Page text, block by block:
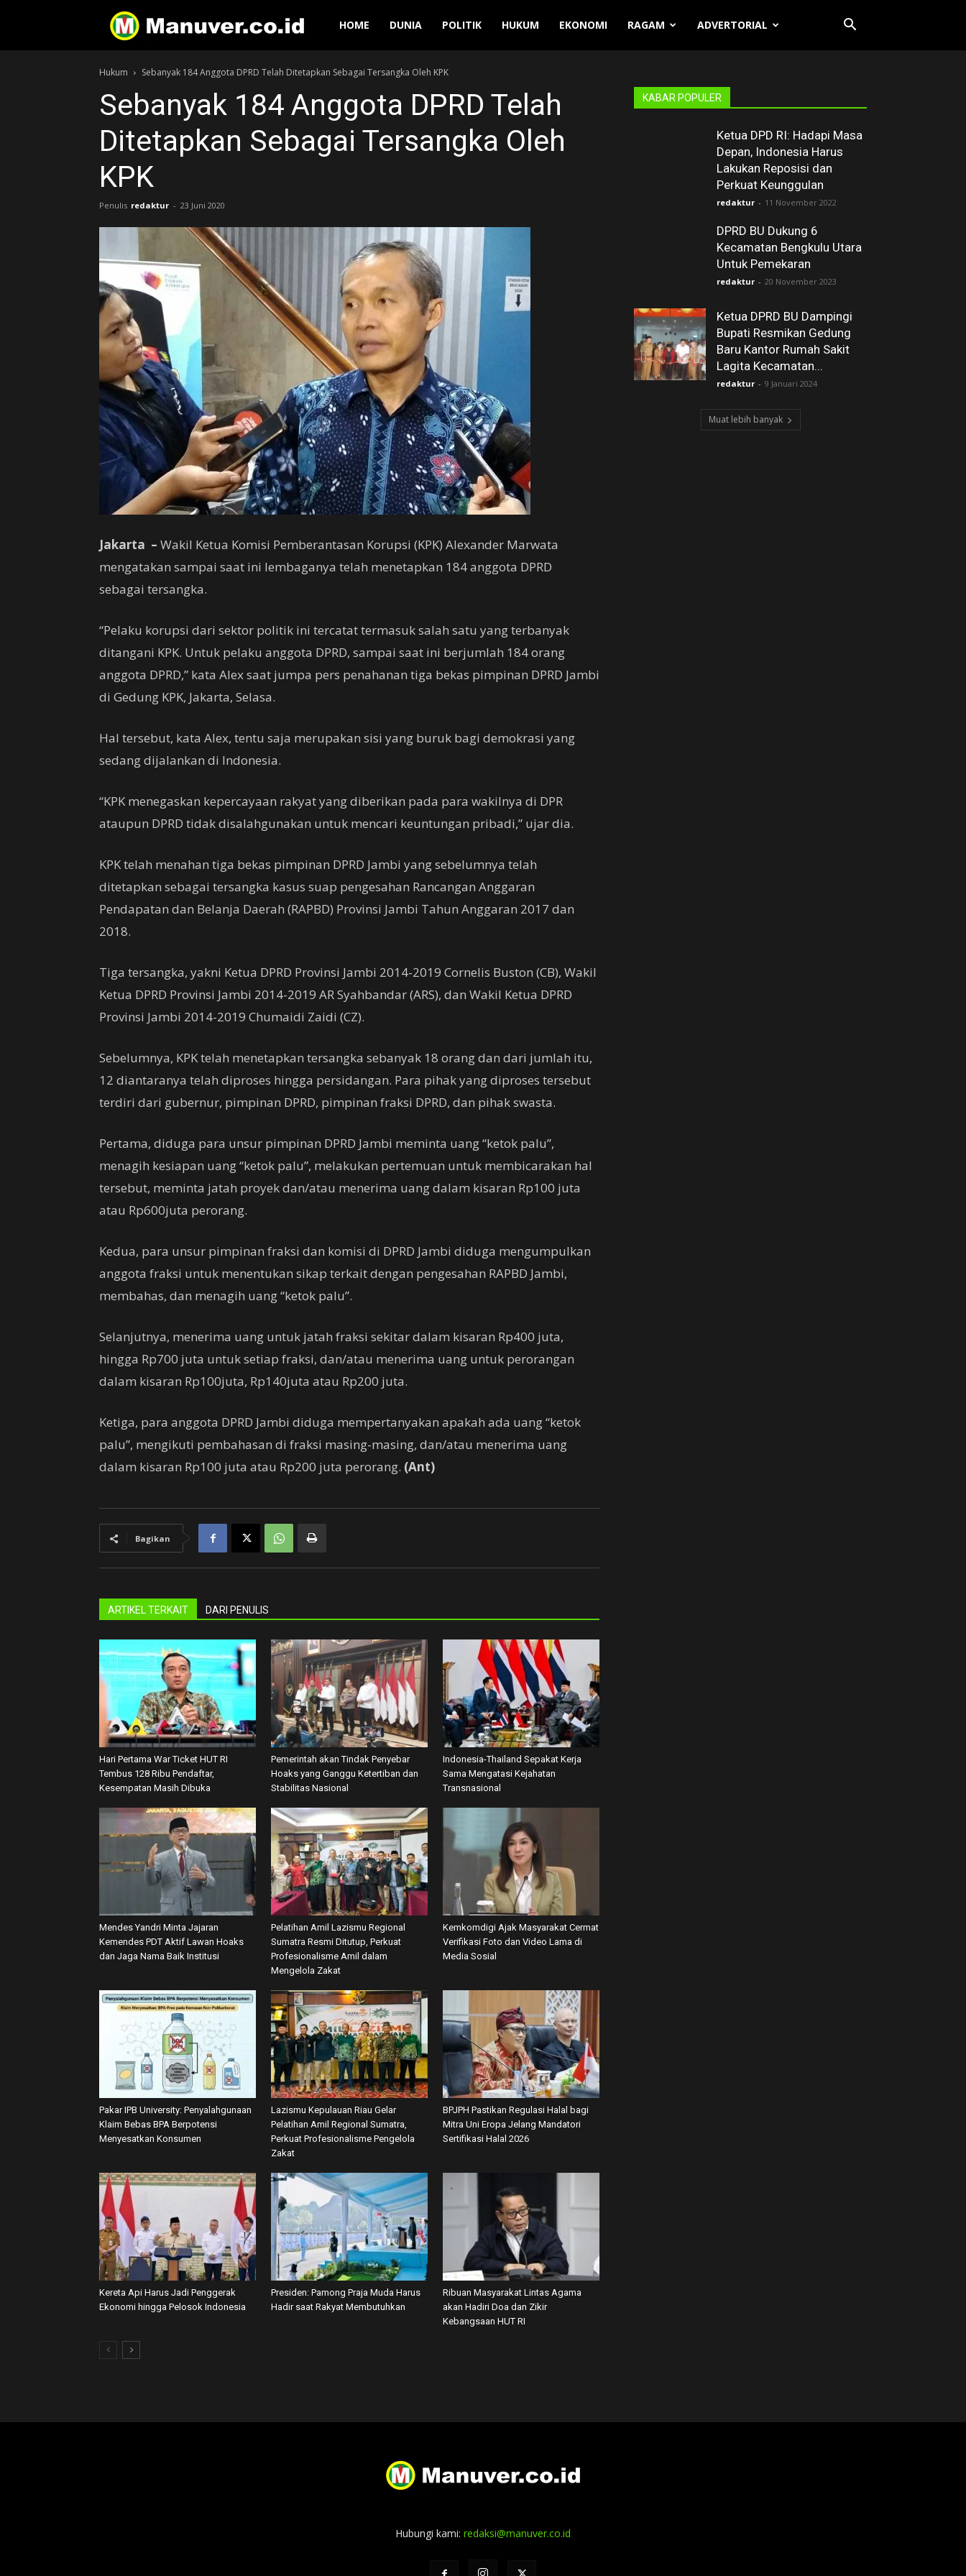
Manuver
HOME DUNIA POLITIK HUKUM EKONOMI RAGAM ADVERTORIAL
Hukum Sebanyak 184 Anggota DPRD Telah Ditetapkan Sebagai Tersangka Oleh KPK
Sebanyak 184 Anggota DPRD Telah
Ditetapkan Sebagai Tersangka Oleh
KPK
Penulis redaktur - 23 Juni 2020
Jakarta – Wakil Ketua Komisi Pemberantasan Korupsi (KPK) Alexander Marwata
mengatakan sampai saat ini lembaganya telah menetapkan 184 anggota DPRD
sebagai tersangka.
“Pelaku korupsi dari sektor politik ini tercatat termasuk salah satu yang terbanyak
ditangani KPK. Untuk pelaku anggota DPRD, sampai saat ini berjumlah 184 orang
anggota DPRD,” kata Alex saat jumpa pers penahanan tiga bekas pimpinan DPRD Jambi
di Gedung KPK, Jakarta, Selasa.
Hal tersebut, kata Alex, tentu saja merupakan sisi yang buruk bagi demokrasi yang
sedang dijalankan di Indonesia.
“KPK menegaskan kepercayaan rakyat yang diberikan pada para wakilnya di DPR
ataupun DPRD tidak disalahgunakan untuk mencari keuntungan pribadi,” ujar dia.
KPK telah menahan tiga bekas pimpinan DPRD Jambi yang sebelumnya telah
ditetapkan sebagai tersangka kasus suap pengesahan Rancangan Anggaran
Pendapatan dan Belanja Daerah (RAPBD) Provinsi Jambi Tahun Anggaran 2017 dan
2018.
Tiga tersangka, yakni Ketua DPRD Provinsi Jambi 2014-2019 Cornelis Buston (CB), Wakil
Ketua DPRD Provinsi Jambi 2014-2019 AR Syahbandar (ARS), dan Wakil Ketua DPRD
Provinsi Jambi 2014-2019 Chumaidi Zaidi (CZ).
Sebelumnya, KPK telah menetapkan tersangka sebanyak 18 orang dan dari jumlah itu,
12 diantaranya telah diproses hingga persidangan. Para pihak yang diproses tersebut
terdiri dari gubernur, pimpinan DPRD, pimpinan fraksi DPRD, dan pihak swasta.
Pertama, diduga para unsur pimpinan DPRD Jambi meminta uang “ketok palu”,
menagih kesiapan uang “ketok palu”, melakukan pertemuan untuk membicarakan hal
tersebut, meminta jatah proyek dan/atau menerima uang dalam kisaran Rp100 juta
atau Rp600juta perorang.
Kedua, para unsur pimpinan fraksi dan komisi di DPRD Jambi diduga mengumpulkan
anggota fraksi untuk menentukan sikap terkait dengan pengesahan RAPBD Jambi,
membahas, dan menagih uang “ketok palu”.
Selanjutnya, menerima uang untuk jatah fraksi sekitar dalam kisaran Rp400 juta,
hingga Rp700 juta untuk setiap fraksi, dan/atau menerima uang untuk perorangan
dalam kisaran Rp100juta, Rp140juta atau Rp200 juta.
Ketiga, para anggota DPRD Jambi diduga mempertanyakan apakah ada uang “ketok
palu”, mengikuti pembahasan di fraksi masing-masing, dan/atau menerima uang
dalam kisaran Rp100 juta atau Rp200 juta perorang. (Ant)
Bagikan
ARTIKEL TERKAIT DARI PENULIS
Hari Pertama War Ticket HUT RI
Tembus 128 Ribu Pendaftar,
Kesempatan Masih Dibuka
Pemerintah akan Tindak Penyebar
Hoaks yang Ganggu Ketertiban dan
Stabilitas Nasional
Indonesia-Thailand Sepakat Kerja
Sama Mengatasi Kejahatan
Transnasional
Mendes Yandri Minta Jajaran
Kemendes PDT Aktif Lawan Hoaks
dan Jaga Nama Baik Institusi
Pelatihan Amil Lazismu Regional
Sumatra Resmi Ditutup, Perkuat
Profesionalisme Amil dalam
Mengelola Zakat
Kemkomdigi Ajak Masyarakat Cermat
Verifikasi Foto dan Video Lama di
Media Sosial
Pakar IPB University: Penyalahgunaan
Klaim Bebas BPA Berpotensi
Menyesatkan Konsumen
Lazismu Kepulauan Riau Gelar
Pelatihan Amil Regional Sumatra,
Perkuat Profesionalisme Pengelola
Zakat
BPJPH Pastikan Regulasi Halal bagi
Mitra Uni Eropa Jelang Mandatori
Sertifikasi Halal 2026
Kereta Api Harus Jadi Penggerak
Ekonomi hingga Pelosok Indonesia
Presiden: Pamong Praja Muda Harus
Hadir saat Rakyat Membutuhkan
Ribuan Masyarakat Lintas Agama
akan Hadiri Doa dan Zikir
Kebangsaan HUT RI
KABAR POPULER
Ketua DPD RI: Hadapi Masa
Depan, Indonesia Harus
Lakukan Reposisi dan
Perkuat Keunggulan
redaktur - 11 November 2022
DPRD BU Dukung 6
Kecamatan Bengkulu Utara
Untuk Pemekaran
redaktur - 20 November 2023
Ketua DPRD BU Dampingi
Bupati Resmikan Gedung
Baru Kantor Rumah Sakit
Lagita Kecamatan...
redaktur - 9 Januari 2024
Muat lebih banyak
Hubungi kami: redaksi@manuver.co.id